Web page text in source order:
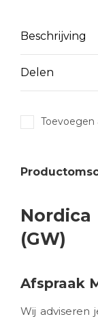
Beschrijving
Delen
Toevoegen
(GW)
Afspraak
Wij adviseren